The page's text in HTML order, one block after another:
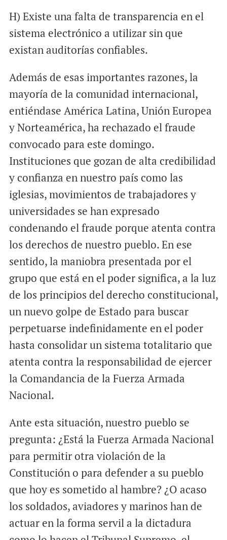
H) Existe una falta de transparencia en el
sistema electrónico a utilizar sin que
existan auditorías confiables.
Además de esas importantes razones, la
mayoría de la comunidad internacional,
entiéndase América Latina, Unión Europea
y Norteamérica, ha rechazado el fraude
convocado para este domingo.
Instituciones que gozan de alta credibilidad
y confianza en nuestro país como las
iglesias, movimientos de trabajadores y
universidades se han expresado
condenando el fraude porque atenta contra
los derechos de nuestro pueblo. En ese
sentido, la maniobra presentada por el
grupo que está en el poder significa, a la luz
de los principios del derecho constitucional,
un nuevo golpe de Estado para buscar
perpetuarse indefinidamente en el poder
hasta consolidar un sistema totalitario que
atenta contra la responsabilidad de ejercer
la Comandancia de la Fuerza Armada
Nacional.
Ante esta situación, nuestro pueblo se
pregunta: ¿Está la Fuerza Armada Nacional
para permitir otra violación de la
Constitución o para defender a su pueblo
que hoy es sometido al hambre? ¿O acaso
los soldados, aviadores y marinos han de
actuar en la forma servil a la dictadura